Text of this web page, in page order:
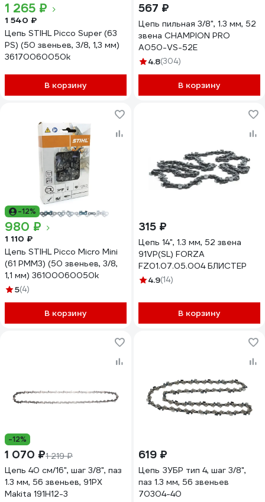
1 265 ₽
1 540 ₽
Цепь STIHL Picco Super (63
PS) (50 звеньев, 3/8, 1,3 мм)
36170060050k
В корзину
567 ₽
Цепь пильная 3/8", 1.3 мм, 52
звена CHAMPION PRO
A050-VS-52E
4.8(304)
В корзину
-12%
980 ₽
1 110 ₽
Цепь STIHL Picco Micro Mini
(61 PMM3) (50 звеньев, 3/8,
1,1 мм) 36100060050k
5(4)
В корзину
315 ₽
Цепь 14", 1.3 мм, 52 звена
91VP(SL) FORZA
FZ01.07.05.004 БЛИСТЕР
4.9(14)
В корзину
-12%
1 070 ₽1 219 ₽
Цепь 40 см/16", шаг 3/8", паз
1.3 мм, 56 звеньев, 91PX
Makita 191H12-3
619 ₽
Цепь ЗУБР тип 4, шаг 3/8",
паз 1.3 мм, 56 звеньев
70304-40